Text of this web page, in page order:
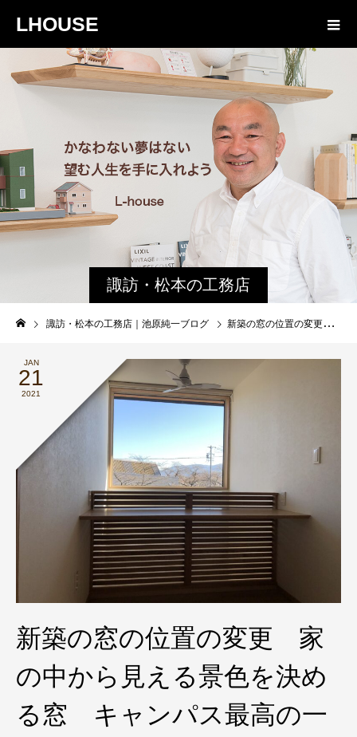
LHOUSE
諏訪・松本の工務店
の社長ブログ｜家族
物語８４３
諏訪・松本の工務店｜池原純一ブログ 新築の窓の位置の変更 家の中から見える景色を決める窓 キャンパス最高の一枚が自然の家の条件
JAN
21
2021
新築の窓の位置の変更 家
の中から見える景色を決め
る窓 キャンパス最高の一